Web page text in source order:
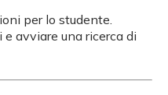
per lo studente.
avviare una ricerca di